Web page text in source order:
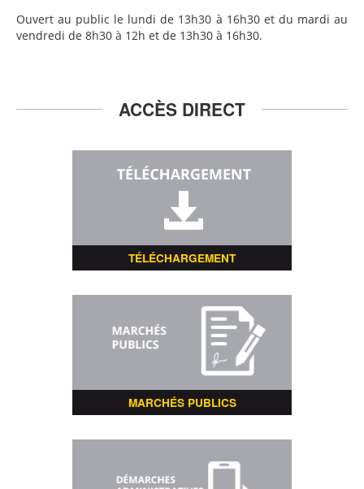
Ouvert au public le lundi de 13h30 à 16h30 et du mardi au
vendredi de 8h30 à 12h et de 13h30 à 16h30.
ACCÈS DIRECT
TÉLÉCHARGEMENT
MARCHÉS PUBLICS